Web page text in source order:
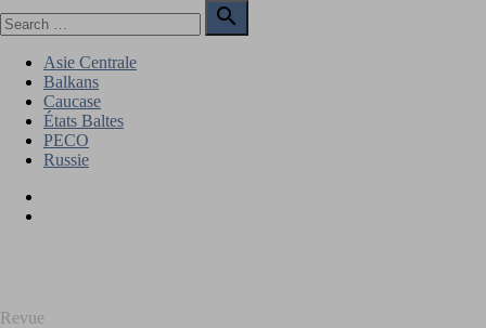
to
for:

Search
Asie Centrale
Balkans
Caucase
États Baltes
PECO
Russie
Revue